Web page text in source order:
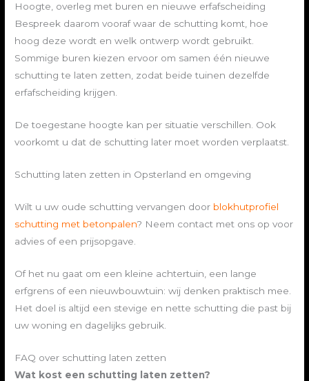
Hoogte, overleg met buren en nieuwe erfafscheiding
Bespreek daarom vooraf waar de schutting komt, hoe
hoog deze wordt en welk ontwerp wordt gebruikt.
Sommige buren kiezen ervoor om samen één nieuwe
schutting te laten zetten, zodat beide tuinen dezelfde
erfafscheiding krijgen.
De toegestane hoogte kan per situatie verschillen. Ook
voorkomt u dat de schutting later moet worden verplaatst.
Schutting laten zetten in Opsterland en omgeving
Wilt u uw oude schutting vervangen door blokhutprofiel
schutting met betonpalen? Neem contact met ons op voor
advies of een prijsopgave.
Of het nu gaat om een kleine achtertuin, een lange
erfgrens of een nieuwbouwtuin: wij denken praktisch mee.
Het doel is altijd een stevige en nette schutting die past bij
uw woning en dagelijks gebruik.
FAQ over schutting laten zetten
Wat kost een schutting laten zetten?